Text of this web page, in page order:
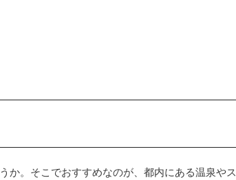
か。そこでおすすめなのが、都内にある温泉やス